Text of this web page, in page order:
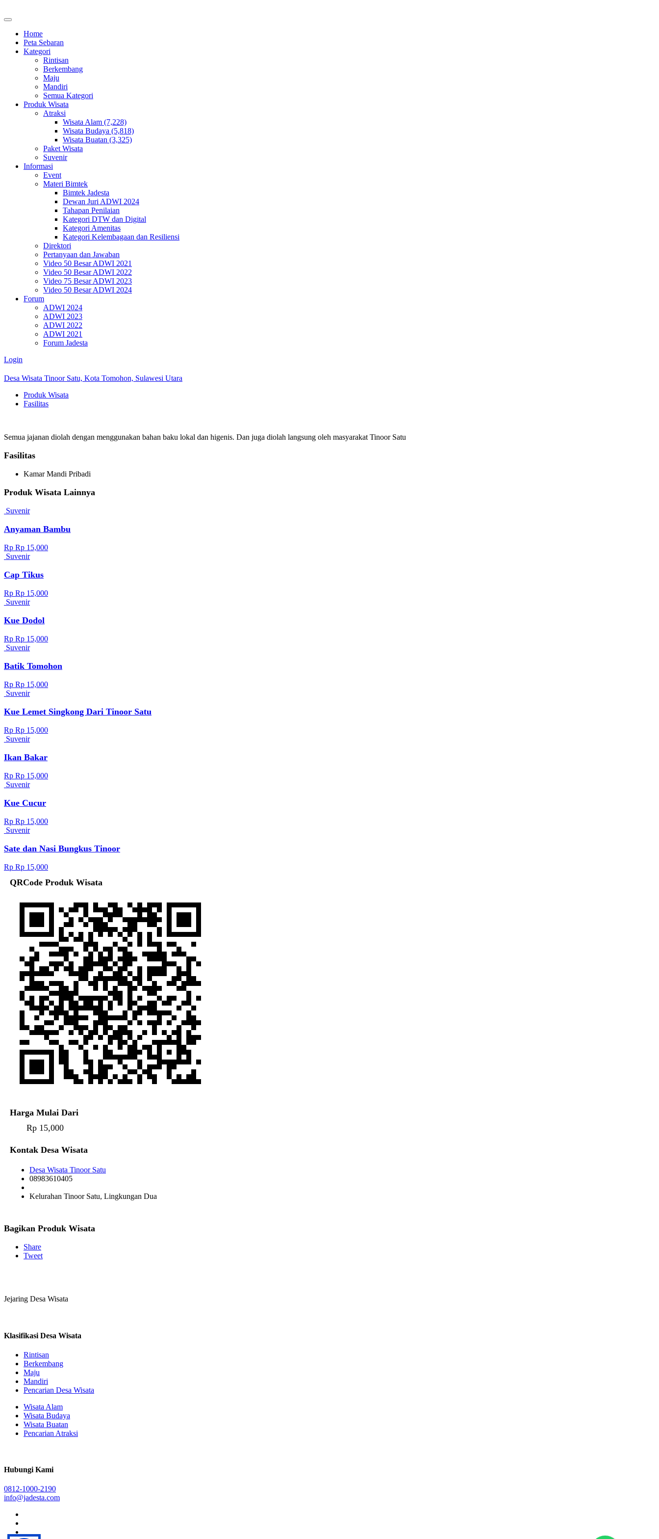
Home
Peta Sebaran
Kategori
Rintisan
Berkembang
Maju
Mandiri
Semua Kategori
Produk Wisata
Atraksi
Wisata Alam (7,228)
Wisata Budaya (5,818)
Wisata Buatan (3,325)
Paket Wisata
Suvenir
Informasi
Event
Materi Bimtek
Bimtek Jadesta
Dewan Juri ADWI 2024
Tahapan Penilaian
Kategori DTW dan Digital
Kategori Amenitas
Kategori Kelembagaan dan Resiliensi
Direktori
Pertanyaan dan Jawaban
Video 50 Besar ADWI 2021
Video 50 Besar ADWI 2022
Video 75 Besar ADWI 2023
Video 50 Besar ADWI 2024
Forum
ADWI 2024
ADWI 2023
ADWI 2022
ADWI 2021
Forum Jadesta
Login
Desa Wisata Tinoor Satu, Kota Tomohon, Sulawesi Utara
Produk Wisata
Fasilitas
Semua jajanan diolah dengan menggunakan bahan baku lokal dan higenis. Dan juga diolah langsung oleh masyarakat Tinoor Satu
Fasilitas
Kamar Mandi Pribadi
Produk Wisata Lainnya
Suvenir
Anyaman Bambu
Rp Rp 15,000
Suvenir
Cap Tikus
Rp Rp 15,000
Suvenir
Kue Dodol
Rp Rp 15,000
Suvenir
Batik Tomohon
Rp Rp 15,000
Suvenir
Kue Lemet Singkong Dari Tinoor Satu
Rp Rp 15,000
Suvenir
Ikan Bakar
Rp Rp 15,000
Suvenir
Kue Cucur
Rp Rp 15,000
Suvenir
Sate dan Nasi Bungkus Tinoor
Rp Rp 15,000
QRCode Produk Wisata
Harga Mulai Dari
Rp 15,000
Kontak Desa Wisata
Desa Wisata Tinoor Satu
08983610405
Kelurahan Tinoor Satu, Lingkungan Dua
Bagikan Produk Wisata
Share
Tweet
Jejaring Desa Wisata
Klasifikasi Desa Wisata
Rintisan
Berkembang
Maju
Mandiri
Pencarian Desa Wisata
Wisata Alam
Wisata Budaya
Wisata Buatan
Pencarian Atraksi
Hubungi Kami
0812-1000-2190
info@jadesta.com